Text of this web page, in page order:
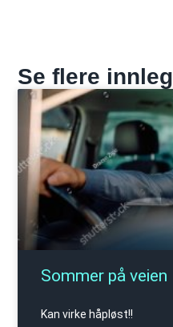
Se flere
Sommer på veien
Kan virke håpløst!!